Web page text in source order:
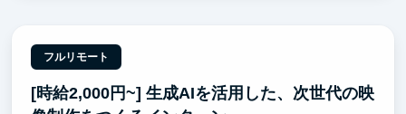
フルリモート
[時給2,000円~] 生成AIを活用した、次世代の映